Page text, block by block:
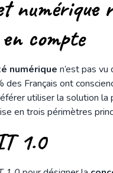
numérique
compte
numérique n’est pas
des Français ont
utiliser la solution
en trois périmètres
1.0